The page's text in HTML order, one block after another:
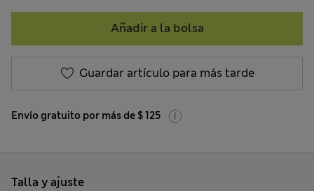
Añadir a la bolsa
Guardar artículo para más tarde
Envío gratuito por más de $ 125
Talla y ajuste